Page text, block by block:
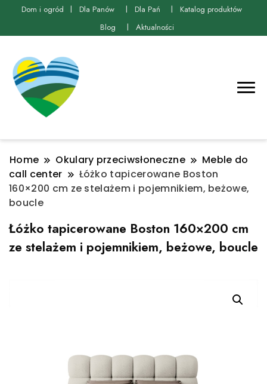
Dom i ogród Dla Panów Dla Pań
Katalog produktów
Blog
Aktualności
Home Okulary przeciwsłoneczne
Meble do
call center
Łóżko tapicerowane Boston
160×200 cm ze stelażem i pojemnikiem, beżowe,
boucle
Łóżko tapicerowane Boston 160×200 cm
ze stelażem i pojemnikiem, beżowe, boucle